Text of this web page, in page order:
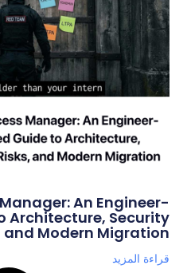
An Engineer-
Architecture, Security
and Modern Migration
قراءة المزيد